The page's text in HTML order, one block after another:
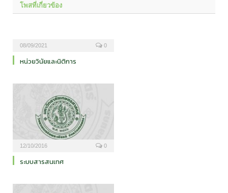
โพสที่เกี่ยวข้อง
08/09/2021 0
หน่วยวินัยและนิติการ
12/10/2016 0
ระบบสารสนเทศ